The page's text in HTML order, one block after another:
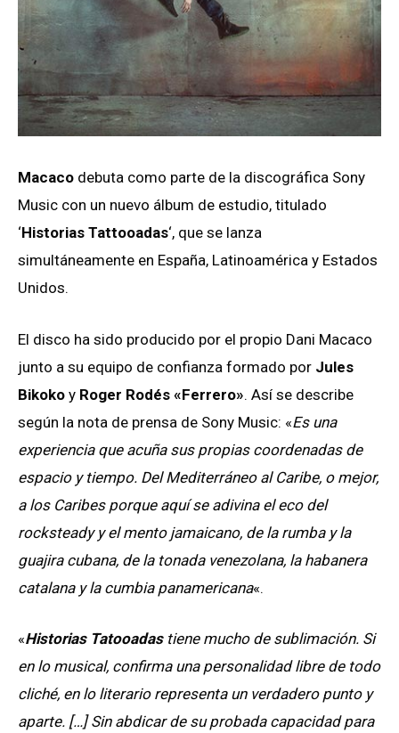
Macaco debuta como parte de la discográfica Sony
Music con un nuevo álbum de estudio, titulado
‘Historias Tattooadas‘, que se lanza
simultáneamente en España, Latinoamérica y Estados
Unidos.
El disco ha sido producido por el propio Dani Macaco
junto a su equipo de confianza formado por Jules
Bikoko y Roger Rodés «Ferrero». Así se describe
según la nota de prensa de Sony Music: «Es una
experiencia que acuña sus propias coordenadas de
espacio y tiempo. Del Mediterráneo al Caribe, o mejor,
a los Caribes porque aquí se adivina el eco del
rocksteady y el mento jamaicano, de la rumba y la
guajira cubana, de la tonada venezolana, la habanera
catalana y la cumbia panamericana«.
«Historias Tatooadastiene mucho de sublimación. Si
en lo musical, confirma una personalidad libre de todo
cliché, en lo literario representa un verdadero punto y
aparte. […] Sin abdicar de su probada capacidad para